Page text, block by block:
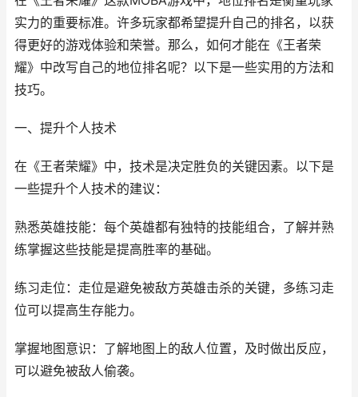
实力的重要标准。许多玩家都希望提升自己的排名，以获
得更好的游戏体验和荣誉。那么，如何才能在《王者荣
耀》中改写自己的地位排名呢？以下是一些实用的方法和
技巧。
一、提升个人技术
在《王者荣耀》中，技术是决定胜负的关键因素。以下是
一些提升个人技术的建议：
熟悉英雄技能：每个英雄都有独特的技能组合，了解并熟
练掌握这些技能是提高胜率的基础。
练习走位：走位是避免被敌方英雄击杀的关键，多练习走
位可以提高生存能力。
掌握地图意识：了解地图上的敌人位置，及时做出反应，
可以避免被敌人偷袭。